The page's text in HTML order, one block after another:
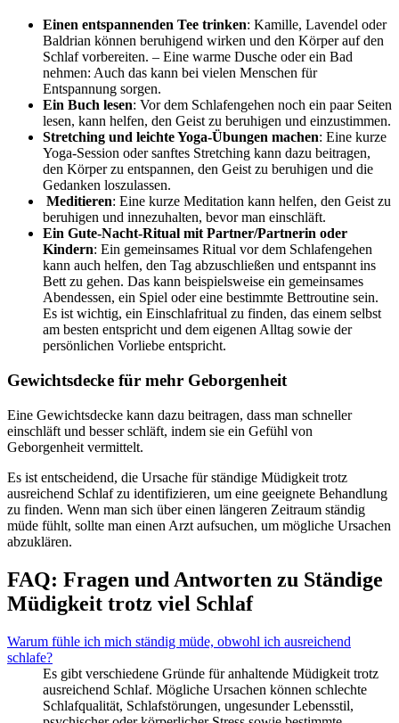
Einen entspannenden Tee trinken: Kamille, Lavendel oder
Baldrian können beruhigend wirken und den Körper auf den
Schlaf vorbereiten. – Eine warme Dusche oder ein Bad
nehmen: Auch das kann bei vielen Menschen für
Entspannung sorgen.
Ein Buch lesen: Vor dem Schlafengehen noch ein paar Seiten
lesen, kann helfen, den Geist zu beruhigen und einzustimmen.
Stretching und leichte Yoga-Übungen machen: Eine kurze
Yoga-Session oder sanftes Stretching kann dazu beitragen,
den Körper zu entspannen, den Geist zu beruhigen und die
Gedanken loszulassen.
Meditieren: Eine kurze Meditation kann helfen, den Geist zu
beruhigen und innezuhalten, bevor man einschläft.
Ein Gute-Nacht-Ritual mit Partner/Partnerin oder
Kindern: Ein gemeinsames Ritual vor dem Schlafengehen
kann auch helfen, den Tag abzuschließen und entspannt ins
Bett zu gehen. Das kann beispielsweise ein gemeinsames
Abendessen, ein Spiel oder eine bestimmte Bettroutine sein.
Es ist wichtig, ein Einschlafritual zu finden, das einem selbst
am besten entspricht und dem eigenen Alltag sowie der
persönlichen Vorliebe entspricht.
Gewichtsdecke für mehr Geborgenheit
Eine Gewichtsdecke kann dazu beitragen, dass man schneller
einschläft und besser schläft, indem sie ein Gefühl von
Geborgenheit vermittelt.
Es ist entscheidend, die Ursache für ständige Müdigkeit trotz
ausreichend Schlaf zu identifizieren, um eine geeignete Behandlung
zu finden. Wenn man sich über einen längeren Zeitraum ständig
müde fühlt, sollte man einen Arzt aufsuchen, um mögliche Ursachen
abzuklären.
FAQ: Fragen und Antworten zu Ständige
Müdigkeit trotz viel Schlaf
Warum fühle ich mich ständig müde, obwohl ich ausreichend
schlafe?
Es gibt verschiedene Gründe für anhaltende Müdigkeit trotz
ausreichend Schlaf. Mögliche Ursachen können schlechte
Schlafqualität, Schlafstörungen, ungesunder Lebensstil,